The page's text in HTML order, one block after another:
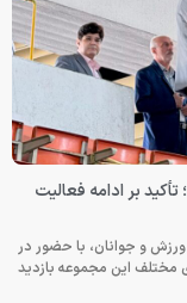
بر ادامه فعالیت
و جوانان، با حضور در
این مجموعه بازدید